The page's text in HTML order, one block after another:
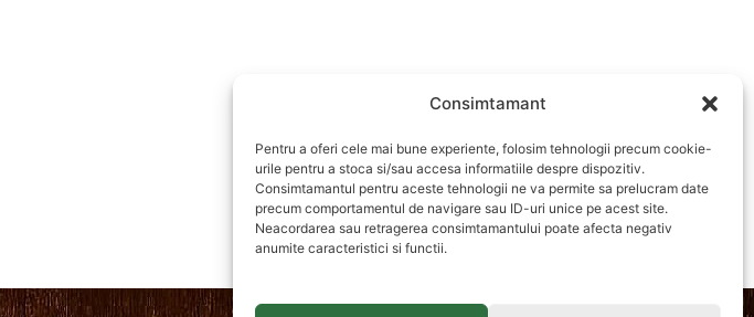
Consimtamant
Pentru a oferi cele mai bune experiente, folosim tehnologii precum cookie-
urile pentru a stoca si/sau accesa informatiile despre dispozitiv.
Consimtamantul pentru aceste tehnologii ne va permite sa prelucram date
precum comportamentul de navigare sau ID-uri unice pe acest site.
Neacordarea sau retragerea consimtamantului poate afecta negativ
anumite caracteristici si functii.